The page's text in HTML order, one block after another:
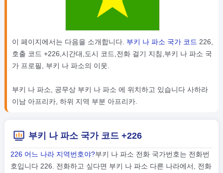
이 페이지에서는 다음을 소개합니다. 부키 나 파소 국가 코드 226,
호출 코드 +226,시간대,도시 코드,전화 걸기 지침,부키 나 파소 국
가 프로필, 부키 나 파소의 이웃.
부키 나 파소, 공무상 부키 나 파소 에 위치하고 있습니다 사하라
이남 아프리카, 하위 지역 부분 아프리카.
부키 나 파소 국가 코드 +226
226 어느 나라 지역번호야?부키 나 파소 전화 국가번호는 전화번
호입니다 226. 전화하고 싶다면 부키 나 파소 다른 나라에서, 전화